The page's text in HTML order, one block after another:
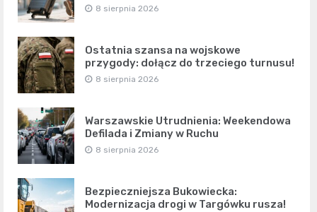
8 sierpnia 2026
Ostatnia szansa na wojskowe
przygody: dołącz do trzeciego turnusu!
8 sierpnia 2026
Warszawskie Utrudnienia: Weekendowa
Defilada i Zmiany w Ruchu
8 sierpnia 2026
Bezpieczniejsza Bukowiecka:
Modernizacja drogi w Targówku rusza!